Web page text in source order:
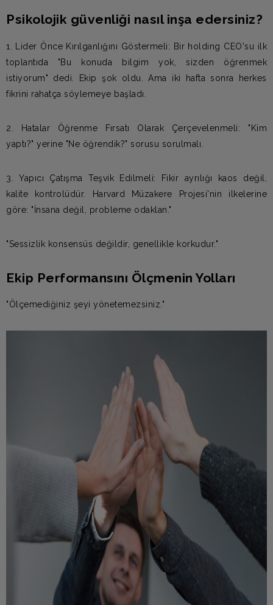
Psikolojik güvenliği nasıl inşa edersiniz?
1. Lider Önce Kırılganlığını Göstermeli: Bir holding CEO'su ilk
toplantıda "Bu konuda bilgim yok, sizden öğrenmek
istiyorum" dedi. Ekip şok oldu. Ama iki hafta sonra herkes
fikrini rahatça söylemeye başladı.
2. Hatalar Öğrenme Fırsatı Olarak Çerçevelenmeli: "Kim
yaptı?" yerine "Ne öğrendik?" sorusu sorulmalı.
3. Yapıcı Çatışma Teşvik Edilmeli: Fikir ayrılığı kaos değil,
kalite kontrolüdür. Harvard Müzakere Projesi'nin ilkelerine
göre: "İnsana değil, probleme odaklan."
"Sessizlik konsensüs değildir, genellikle korkudur."
Ekip Performansını Ölçmenin Yolları
"Ölçemediğiniz şeyi yönetemezsiniz."